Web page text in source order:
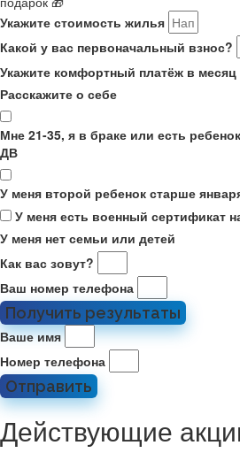
Укажите стоимость жилья
Какой у вас первоначальный взнос?
Укажите комфортный платёж в месяц
Расскажите о себе
Мне 21-35, я в браке или есть
ДВ
У меня второй ребенок старше
У меня есть военный сертификат
У меня нет семьи или детей
Как вас зовут?
Ваш номер телефона
Получить результаты
Ваше имя
Номер телефона
Отправить
Действующие